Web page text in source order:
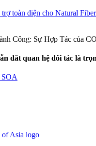
toàn diện cho Natural
dắt quan hệ đối tác là
SOA